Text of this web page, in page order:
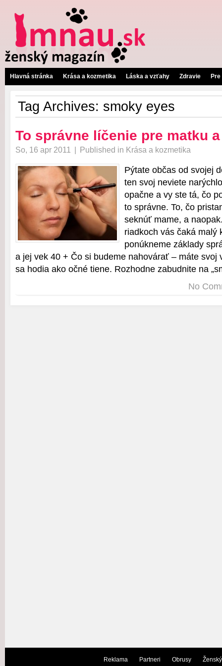
Hlavná stránka Krása a kozmetika Láska a vzťahy Zdravie
Tag Archives: smoky eyes
To správne líčenie pre matku
So, 16 apr 2011 | Published in Krása a kozmetika
Pýtate občas od svojej
ten svoj neviete
opačne a vy ste tá, čo
to správne. To, čo
seknúť mame, a
riadkoch vás čaká malý
ponúkneme základy
a jej vek 40 + Čo si budeme nahovárať – máte svoj
sa hodia ako očné tiene. Rozhodne zabudnite na
No
Reklama Partneri Obrusy